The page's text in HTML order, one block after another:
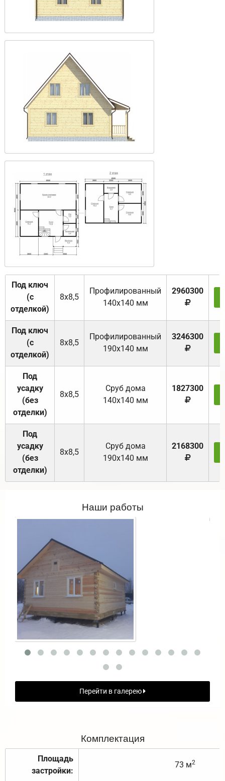
Под ключ
(с
отделкой)
8х8,5
Профилированный
140х140 мм
2960300
Под ключ
(с
отделкой)
8х8,5
Профилированный
190х140 мм
3246300
Под
усадку
(без
отделки)
8х8,5
Cруб дома
140х140 мм
1827300
Под
усадку
(без
отделки)
8х8,5
Cруб дома
190х140 мм
2168300
Наши работы
Перейти в галерею
Комплектация
Площадь
застройки:
73 м2